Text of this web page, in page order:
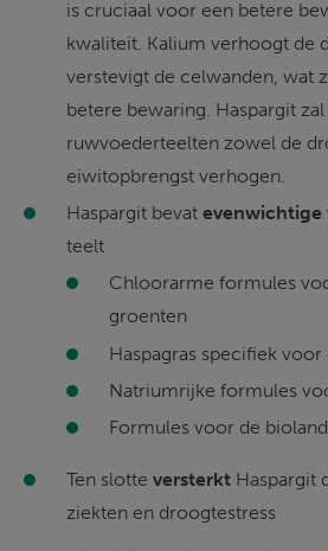
is cruciaal voor een betere
kwaliteit. Kalium verhoogt de
verstevigt de celwanden, wat
betere bewaring. Haspargit zal
ruwvoederteelten zowel de
eiwitopbrengst verhogen.
Haspargit bevat evenwichtige
teelt
Chloorarme formules
groenten
Haspagras specifiek voor
Natriumrijke formules
Formules voor de
Ten slotte versterkt Haspargit
ziekten en droogtestress